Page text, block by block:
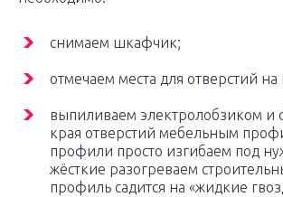
снимаем шкафчик;
отмечаем места для отверстий на
выпиливаем электролобзиком и
края отверстий мебельным
профили просто изгибаем под
жёсткие разогреваем
профиль садится на «жидкие